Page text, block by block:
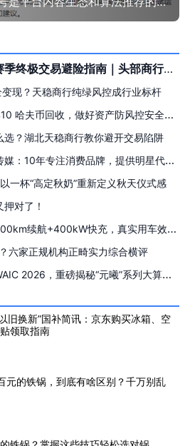
云 股吧
终极交易避险指南｜头部商行实
现？天稳商行纯绿风控成行业标杆
哈夫币回收，做好资产防风控安全出
？湖北天稳商行教你避开交易陷阱
：10年专注消费品牌，提供明星代言
一杯“高定秋奶”重新定义秋天仪式感
对了！
续航+400kW快充，真实用车效果
六家正规机构正畸实力综合横评
2026，重磅揭秘“元曦”系列大算力
旧换新”国补简讯：京东购买冰箱、空
领取指南
元的铁锅，到底有啥区别？千万别乱